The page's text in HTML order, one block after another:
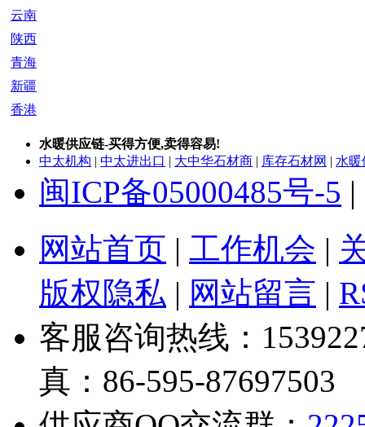
云南
陕西
青海
新疆
香港
水暖供应链-买得方便,卖得容易!
中太机构 | 中太进出口 | 大中华石材商 | 库存石材网 | 水暖
闽ICP备05000485号-5
网站首页 | 工作机会 |
版权隐私 | 网站留言 |
客服咨询热线：
真：86-595-87697503